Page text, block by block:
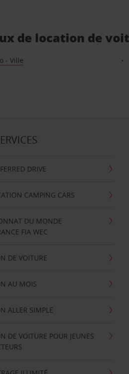
de location de
- Ville
DRIVE
CAMPING CARS
DU MONDE
FIA WEC
DE VOITURE
AU MOIS
ALLER SIMPLE
DE VOITURE POUR JEUNES